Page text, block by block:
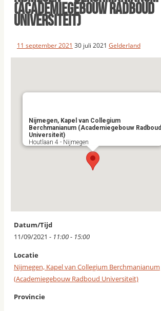
(Academiegebouw Radboud
Universiteit)
11 september 2021 30 juli 2021 Gelderland
Nijmegen, Kapel van Collegium
Berchmanianum (Academiegebouw Radboud
Universiteit)
Houtlaan 4 - Nijmegen
Datum/Tijd
11/09/2021 - 11:00 - 15:00
Locatie
Nijmegen, Kapel van Collegium Berchmanianum
(Academiegebouw Radboud Universiteit)
Provincie